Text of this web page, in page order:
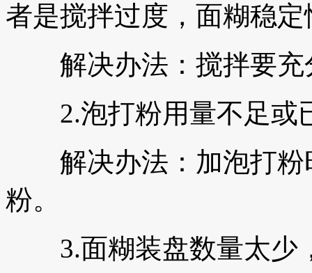
者是搅拌过度，面糊稳
解决办法：搅拌要充
2.泡打粉用量不足或
解决办法：加泡打粉
粉。
3.面糊装盘数量太少